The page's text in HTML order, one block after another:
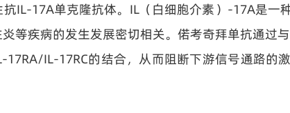
IL-17A单克隆抗体。IL（白细胞介素）-17A是一
等疾病的发生发展密切相关。偌考奇拜单抗通过
IL-17RC的结合，从而阻断下游信号通路的